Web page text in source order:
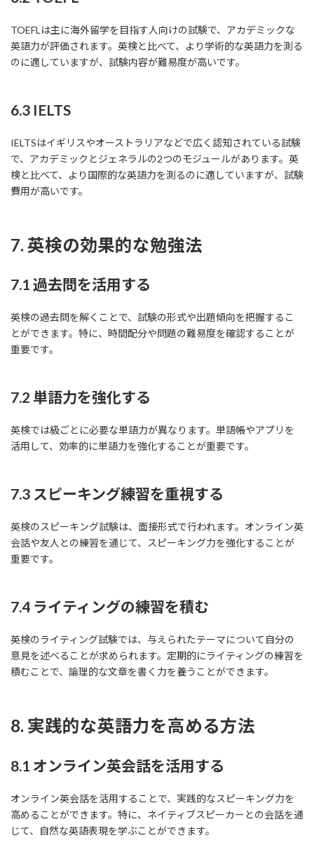
TOEFLは主に海外留学を目指す人向けの試験で、アカデミックな
英語力が評価されます。英検と比べて、より学術的な英語力を測る
のに適していますが、試験内容が難易度が高いです。
6.3 IELTS
IELTSはイギリスやオーストラリアなどで広く認知されている試験
で、アカデミックとジェネラルの2つのモジュールがあります。英
検と比べて、より国際的な英語力を測るのに適していますが、試験
費用が高いです。
7. 英検の効果的な勉強法
7.1 過去問を活用する
英検の過去問を解くことで、試験の形式や出題傾向を把握するこ
とができます。特に、時間配分や問題の難易度を確認することが
重要です。
7.2 単語力を強化する
英検では級ごとに必要な単語力が異なります。単語帳やアプリを
活用して、効率的に単語力を強化することが重要です。
7.3 スピーキング練習を重視する
英検のスピーキング試験は、面接形式で行われます。オンライン英
会話や友人との練習を通じて、スピーキング力を強化することが
重要です。
7.4 ライティングの練習を積む
英検のライティング試験では、与えられたテーマについて自分の
意見を述べることが求められます。定期的にライティングの練習を
積むことで、論理的な文章を書く力を養うことができます。
8. 実践的な英語力を高める方法
8.1 オンライン英会話を活用する
オンライン英会話を活用することで、実践的なスピーキング力を
高めることができます。特に、ネイティブスピーカーとの会話を通
じて、自然な英語表現を学ぶことができます。